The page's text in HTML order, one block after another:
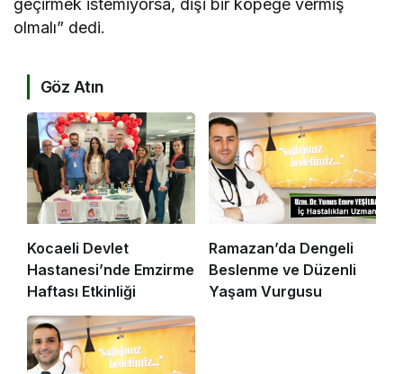
geçirmek istemiyorsa, dişi bir köpeğe vermiş
olmalı” dedi.
Göz Atın
Kocaeli Devlet
Hastanesi’nde Emzirme
Haftası Etkinliği
Ramazan’da Dengeli
Beslenme ve Düzenli
Yaşam Vurgusu